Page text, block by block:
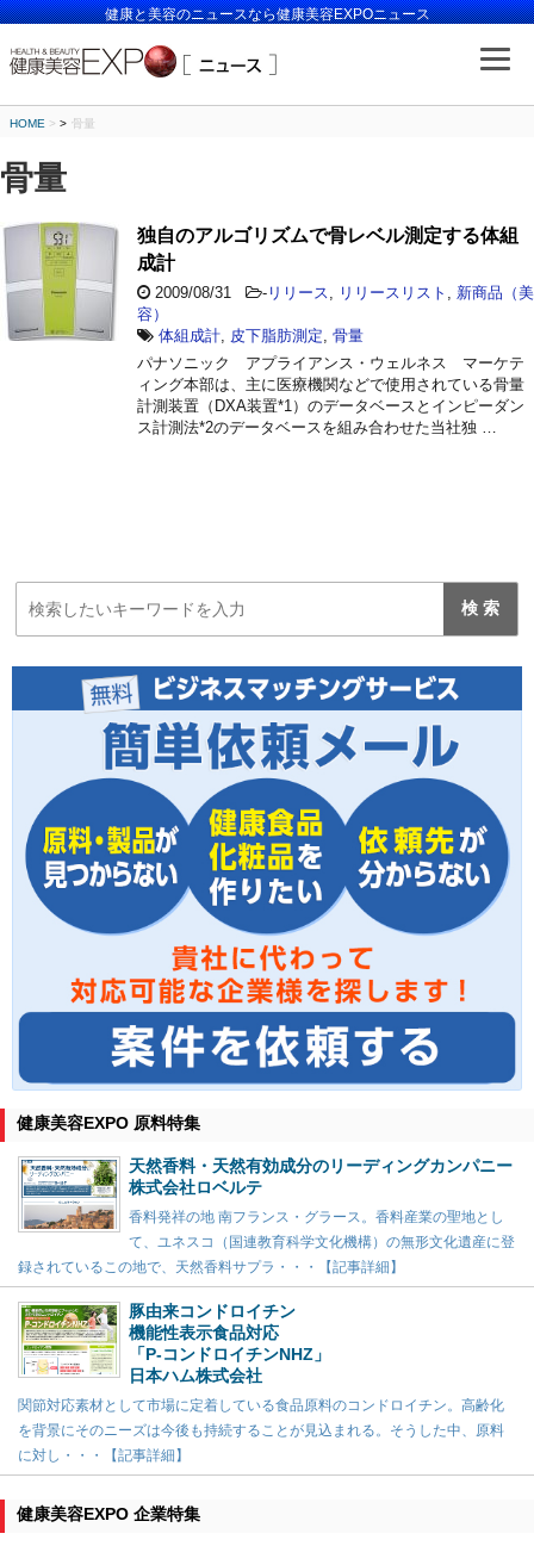
健康と美容のニュースなら健康美容EXPOニュース
HOME > 骨量
骨量
独自のアルゴリズムで骨レベル測定する体組
成計
2009/08/31 - リリース リリースリスト
新商品（美
容）
体組成計
皮下脂肪測定 骨量
パナソニック アプライアンス・ウェルネス マーケテ
ィング本部は、主に医療機関などで使用されている骨量
計測装置（DXA装置*1）のデータベースとインピーダン
ス計測法*2のデータベースを組み合わせた当社独 …
健康美容EXPO 原料特集
天然香料・天然有効成分のリーディングカンパニー
株式会社ロベルテ
香料発祥の地 南フランス・グラース。香料産業の聖地とし
て、ユネスコ（国連教育科学文化機構）の無形文化遺産に登
録されているこの地で、天然香料サプラ・・・【記事詳細】
豚由来コンドロイチン
機能性表示食品対応
「P-コンドロイチンNHZ」
日本ハム株式会社
関節対応素材として市場に定着している食品原料のコンドロイチン。高齢化
を背景にそのニーズは今後も持続することが見込まれる。そうした中、原料
に対し・・・【記事詳細】
健康美容EXPO 企業特集